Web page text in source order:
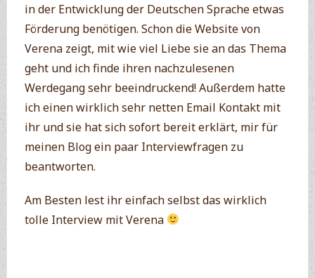
in der Entwicklung der Deutschen Sprache etwas
Förderung benötigen. Schon die Website von
Verena zeigt, mit wie viel Liebe sie an das Thema
geht und ich finde ihren nachzulesenen
Werdegang sehr beeindruckend! Außerdem hatte
ich einen wirklich sehr netten Email Kontakt mit
ihr und sie hat sich sofort bereit erklärt, mir für
meinen Blog ein paar Interviewfragen zu
beantworten.
Am Besten lest ihr einfach selbst das wirklich
tolle Interview mit Verena